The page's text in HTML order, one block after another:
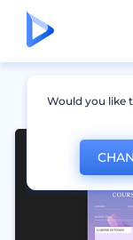
Would you like